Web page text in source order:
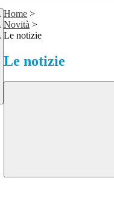
Home >
Novità >
Le notizie
Le notizie